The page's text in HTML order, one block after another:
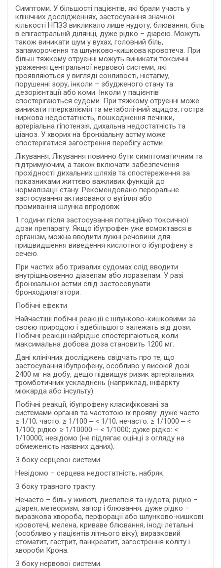
Симптоми. У більшості пацієнтів, які брали участь у
клінічних дослідженнях, застосування значної
кількості НПЗЗ викликало лише нудоту, блювання, біль
в епігастральній ділянці, дуже рідко – діарею. Можуть
також виникати шум у вухах, головний біль,
запаморочення та шлунково-кишкова кровотеча. При
більш тяжкому отруєнні можуть виникати токсичні
ураження центральної нервової системи, які
проявляються у вигляді сонливості, ністагму,
порушенні зору, інколи – збудженого стану та
дезорієнтації або коми. Інколи у пацієнтів
спостерігаються судоми. При тяжкому отруєнні може
виникати гіперкаліємія та метаболічний ацидоз, гостра
ниркова недостатність, пошкодження печінки,
артеріальна гіпотензія, дихальна недостатність та
ціаноз. У хворих на бронхіальну астму може
спостерігатися загострення перебігу астми.
Лікування. Лікування повинно бути симптоматичним та
підтримуючим, а також включати забезпечення
прохідності дихальних шляхів та спостереження за
показниками життєво важливих функцій до
нормалізації стану. Рекомендовано пероральне
застосування активованого вугілля або
промивання шлунка впродовж
1 години після застосування потенційно токсичної
дози препарату. Якщо ібупрофен уже всмоктався в
організм, можна вводити лужні речовини для
пришвидшення виведення кислотного ібупрофену з
сечею.
При частих або тривалих судомах слід вводити
внутрішньовенно діазепам або лоразепам. У разі
бронхіальної астми слід застосовувати
бронходилататори.
Побічні ефекти
Найчастіші побічні реакції є шлунково-кишковими за
своєю природою і здебільшого залежать від дози.
Побічні реакції найрідше спостерігаються, коли
максимальна добова доза становить 1200 мг.
Дані клінічних досліджень свідчать про те, що
застосування ібупрофену, особливо у високій дозі
2400 мг на добу, дещо підвищує ризик артеріальних
тромботичних ускладнень (наприклад, інфаркту
міокарда або інсульту).
Побічні реакції, ібупрофену класифіковані за
системами органів та частотою їх прояву: дуже часто:
≥ 1/10; часто: ≥ 1/100 ‒ < 1/10; нечасто: ≥ 1/1000 ‒ <
1/100; рідко: ≥ 1/10000 ‒ < 1/1000; дуже рідко: <
1/10000; невідомо (не підлягає оцінці з огляду на
обмеженість наявних даних).
З боку серцевої системи.
Невідомо – серцева недостатність, набряк.
З боку травного тракту.
Нечасто – біль у животі, диспепсія та нудота; рідко –
діарея, метеоризм, запор і блювання; дуже рідко –
виразкова хвороба, перфорації або шлунково-кишкові
кровотечі, мелена, криваве блювання, іноді летальні
(особливо у пацієнтів літнього віку), виразковий
стоматит, гастрит, панкреатит, загострення коліту і
хвороби Крона.
З боку нервової системи.